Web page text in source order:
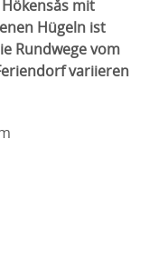
mit
Hügeln ist
Rundwege vom
variieren